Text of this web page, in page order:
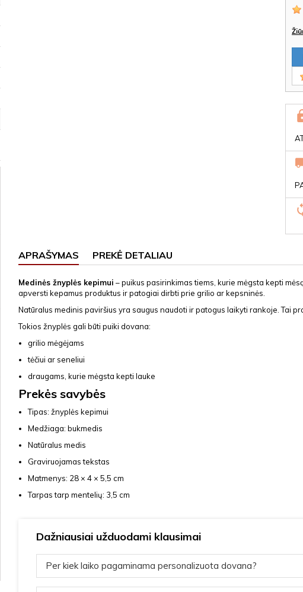
APRAŠYMAS PREKĖ DETALIAU
Medinės žnyplės kepimui – puikus pasirinkimas tiems, kurie mėgsta kepti
apversti kepamus produktus ir patogiai dirbti prie grilio ar kepsninės.
Natūralus medinis paviršius yra saugus naudoti ir patogus laikyti rankoje. Tai
Tokios žnyplės gali būti puiki dovana:
grilio mėgėjams
tėčiui ar seneliui
draugams, kurie mėgsta kepti lauke
Prekės savybės
Tipas: žnyplės kepimui
Medžiaga: bukmedis
Natūralus medis
Graviruojamas tekstas
Matmenys: 28 × 4 × 5,5 cm
Tarpas tarp mentelių: 3,5 cm
Dažniausiai užduodami klausimai
Per kiek laiko pagaminama personalizuota dovana?